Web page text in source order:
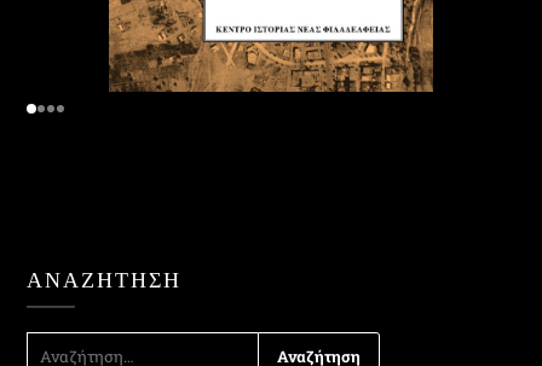
ΑΝΑΖΉΤΗΣΗ
ΑΝΑΖΉΤΗΣΗ